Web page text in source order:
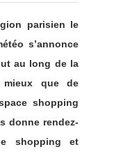
parisien le
s’annonce
au long de la
que de
shopping
donne rendez-
shopping et